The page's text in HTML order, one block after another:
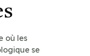
où les
se